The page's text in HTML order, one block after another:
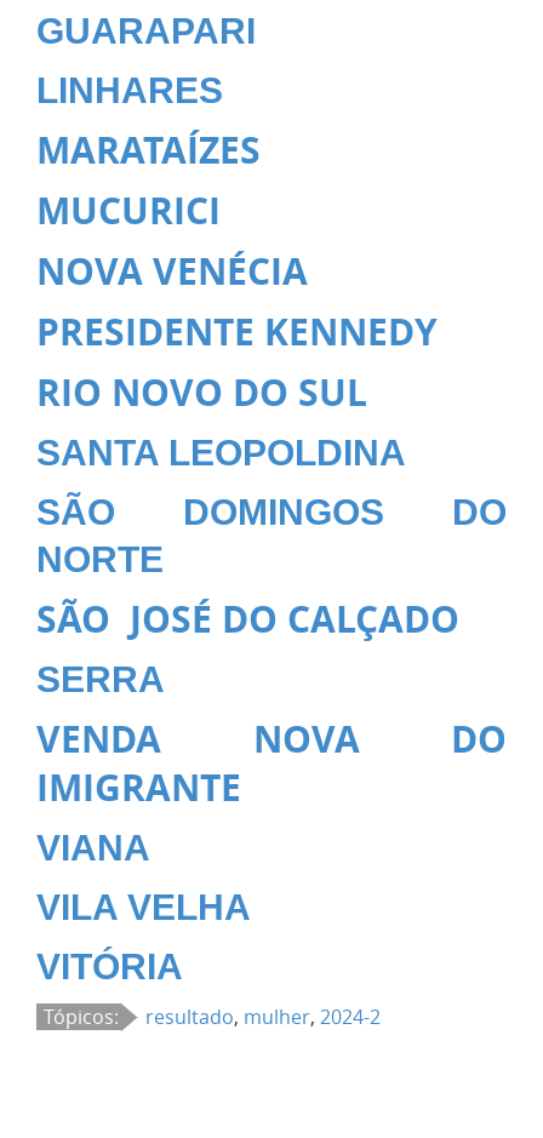
GUARAPARI
LINHARES
MARATAÍZES
MUCURICI
NOVA VENÉCIA
PRESIDENTE KENNEDY
RIO NOVO DO SUL
SANTA LEOPOLDINA
SÃO DOMINGOS DO
NORTE
SÃO JOSÉ DO CALÇADO
SERRA
VENDA NOVA DO
IMIGRANTE
VIANA
VILA VELHA
VITÓRIA
Tópicos: resultado, mulher, 2024-2